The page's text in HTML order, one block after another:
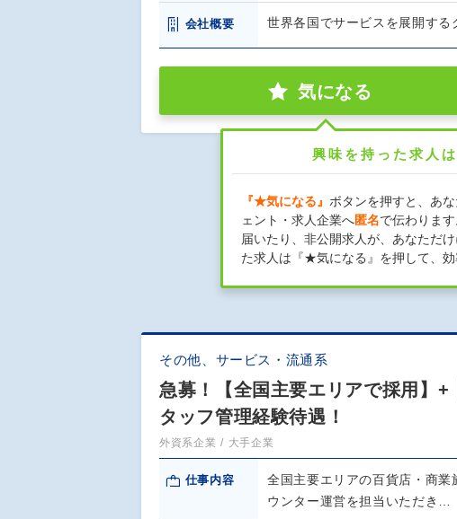
会社概要 世界各国でサービスを展開す
気になる
興味を持った求人
『★気になる』 ボタンを押すと、あ
ェント・求人企業へ匿名で伝わりま
届いたり、非公開求人が、あなただ
た求人は『★気になる』を押して、効
その他、サービス・流通系
急募！【全国主要エリアで採用】
タッフ管理経験待遇！
外資系企業 大手企業
仕事内容
全国主要エリアの百貨店・商
ウンター運営を担当いただき…